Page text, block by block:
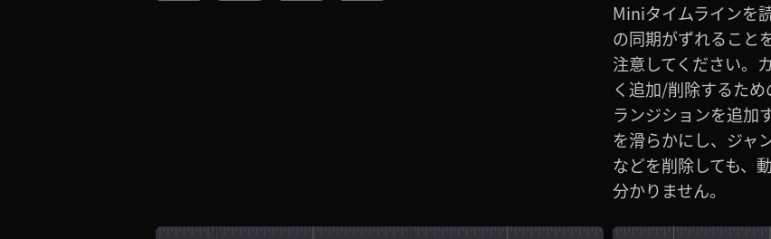
Miniタイムラインを
の同期がずれること
注意してください。
く追加/削除するた
ランジションを追加
を滑らかにし、ジャ
などを削除しても、
分かりません。